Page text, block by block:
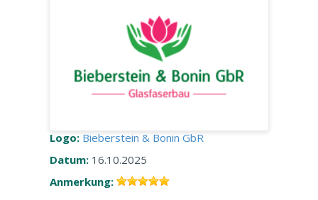
Logo: Bieberstein & Bonin GbR
Datum: 16.10.2025
Anmerkung: